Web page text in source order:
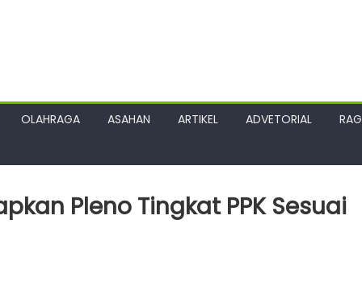
OLAHRAGA ASAHAN ARTIKEL ADVETORIAL
Pleno Tingkat PPK Sesuai